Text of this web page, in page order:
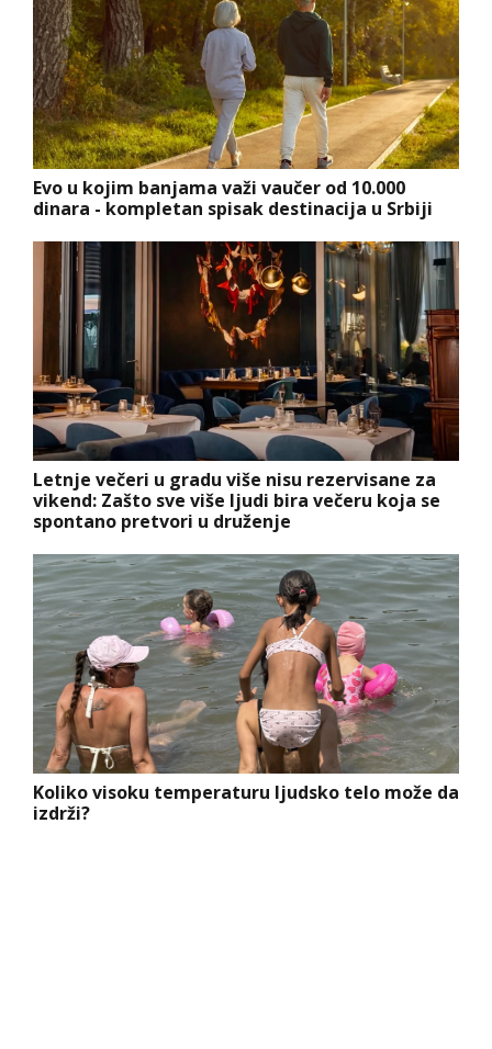
Evo u kojim banjama važi vaučer od 10.000
dinara - kompletan spisak destinacija u Srbiji
Letnje večeri u gradu više nisu rezervisane za
vikend: Zašto sve više ljudi bira večeru koja se
spontano pretvori u druženje
Koliko visoku temperaturu ljudsko telo može da
izdrži?